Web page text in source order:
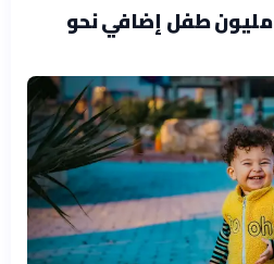
اليونيسف تحذر: 23.4 مليون طفل إضافي نحو